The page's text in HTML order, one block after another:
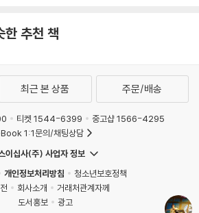
한 추천 책
최근 본 상품 주문/배송
티켓 1544-6399
중고샵 1566-4295
1:1문의/채팅상담
이십사(주) 사업자 정보
개인정보처리방침
청소년보호정책
회사소개
거래처관계자께
도서홍보
광고